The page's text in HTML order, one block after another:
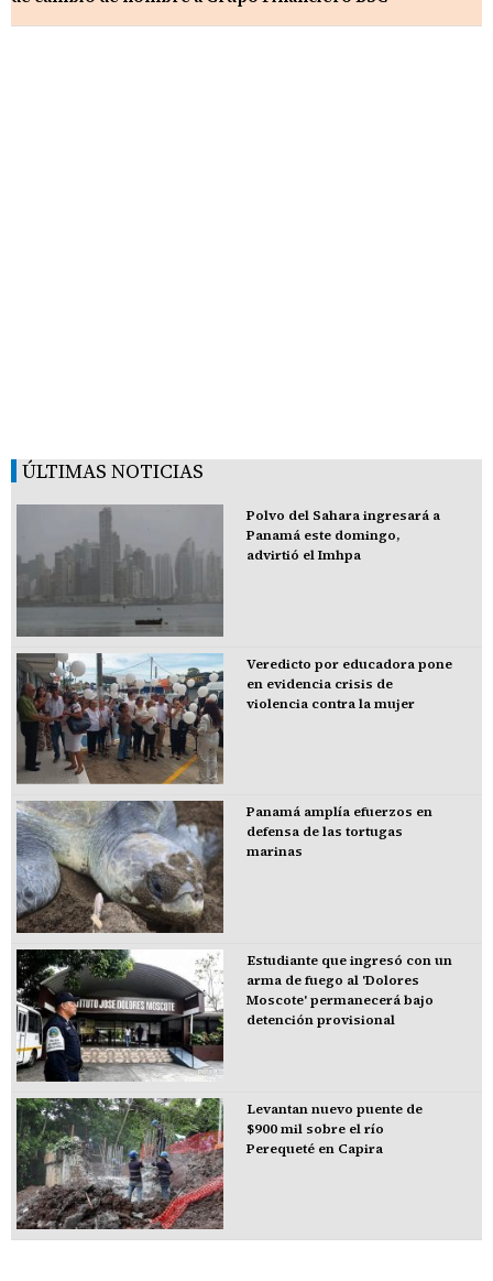
ÚLTIMAS NOTICIAS
Polvo del Sahara ingresará a
Panamá este domingo,
advirtió el Imhpa
Veredicto por educadora pone
en evidencia crisis de
violencia contra la mujer
Panamá amplía efuerzos en
defensa de las tortugas
marinas
Estudiante que ingresó con un
arma de fuego al 'Dolores
Moscote' permanecerá bajo
detención provisional
Levantan nuevo puente de
$900 mil sobre el río
Perequeté en Capira